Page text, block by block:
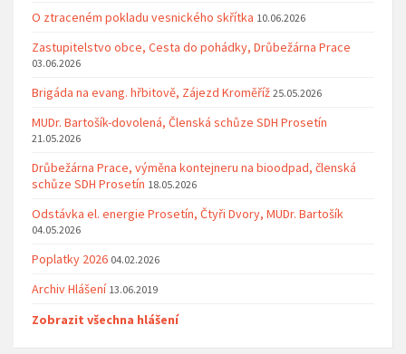
O ztraceném pokladu vesnického skřítka 10.06.2026
Zastupitelstvo obce, Cesta do pohádky, Drůbežárna Prace
03.06.2026
Brigáda na evang. hřbitově, Zájezd Kroměříž 25.05.2026
MUDr. Bartošík-dovolená, Členská schůze SDH Prosetín
21.05.2026
Drůbežárna Prace, výměna kontejneru na bioodpad, členská
schůze SDH Prosetín 18.05.2026
Odstávka el. energie Prosetín, Čtyři Dvory, MUDr. Bartošík
04.05.2026
Poplatky 2026 04.02.2026
Archiv Hlášení 13.06.2019
Zobrazit všechna hlášení